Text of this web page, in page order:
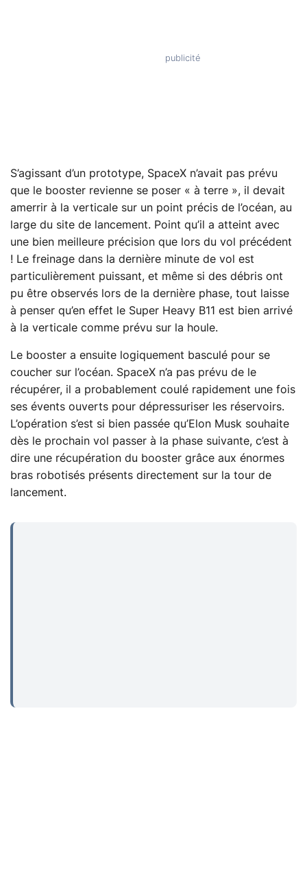
S’agissant d’un prototype, SpaceX n’avait pas prévu
que le booster revienne se poser « à terre », il devait
amerrir à la verticale sur un point précis de l’océan, au
large du site de lancement. Point qu’il a atteint avec
une bien meilleure précision que lors du vol précédent
! Le freinage dans la dernière minute de vol est
particulièrement puissant, et même si des débris ont
pu être observés lors de la dernière phase, tout laisse
à penser qu’en effet le Super Heavy B11 est bien arrivé
à la verticale comme prévu sur la houle.
Le booster a ensuite logiquement basculé pour se
coucher sur l’océan. SpaceX n’a pas prévu de le
récupérer, il a probablement coulé rapidement une fois
ses évents ouverts pour dépressuriser les réservoirs.
L’opération s’est si bien passée qu’Elon Musk souhaite
dès le prochain vol passer à la phase suivante, c’est à
dire une récupération du booster grâce aux énormes
bras robotisés présents directement sur la tour de
lancement.